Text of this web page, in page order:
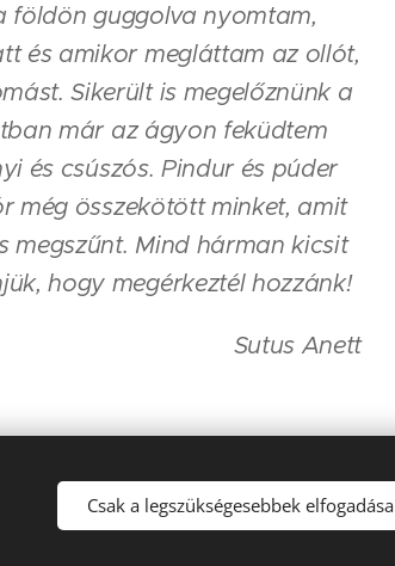
földön guggolva nyomtam,
és amikor megláttam az ollót,
Sikerült is megelőznünk a
már az ágyon feküdtem
és csúszós. Pindur és púder
még összekötött minket, amit
Mind hárman kicsit
hogy megérkeztél hozzánk!
Sutus Anett
Csak a legszükségesebbek elfogadása